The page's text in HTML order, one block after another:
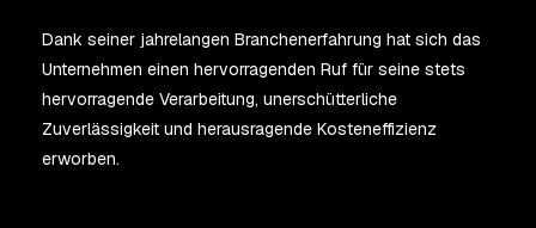
Dank seiner jahrelangen Branchenerfahrung hat sich das
Unternehmen einen hervorragenden Ruf für seine stets
hervorragende Verarbeitung, unerschütterliche
Zuverlässigkeit und herausragende Kosteneffizienz
erworben.